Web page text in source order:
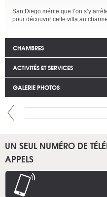
San Diego mérite que l’on s’y
pour découvrir cette villa au
CHAMBRES
ACTIVITÉS ET SERVICES
GALERIE PHOTOS
UN SEUL NUMÉRO DE
APPELS